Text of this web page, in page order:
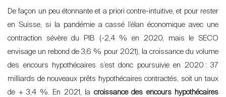
De façon un peu étonnante et a priori contre-intuitive, et pour rester
en Suisse, si la pandémie a cassé l’élan économique avec une
contraction sévère du PIB (-2,4 % en 2020, mais le SECO
envisage un rebond de 3,6 % pour 2021), la croissance du volume
des encours hypothécaires s’est donc poursuivie en 2020 : 37
milliards de nouveaux prêts hypothécaires contractés, soit un taux
de + 3,4 %. En 2021, la croissance des encours hypothécaires